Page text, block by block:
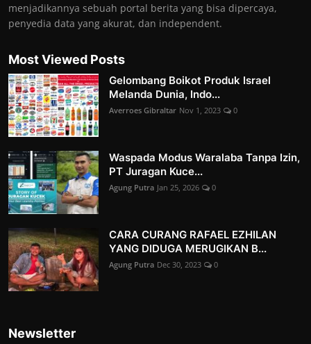
menjadikannya sebuah portal berita yang bisa dipercaya,
penyedia data yang akurat, dan independent.
Most Viewed Posts
Gelombang Boikot Produk Israel
Melanda Dunia, Indo...
Averroes Gibraltar Nov 1, 2023 0
Waspada Modus Waralaba Tanpa Izin,
PT Juragan Kuce...
Agung Putra Jan 25, 2026 0
CARA CURANG RAFAEL EZHILAN
YANG DIDUGA MERUGIKAN B...
Agung Putra Dec 30, 2023 0
Newsletter